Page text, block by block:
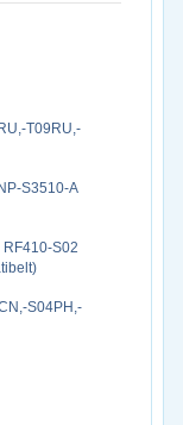
T09RU,-
S3510-A
S02
S04PH,-